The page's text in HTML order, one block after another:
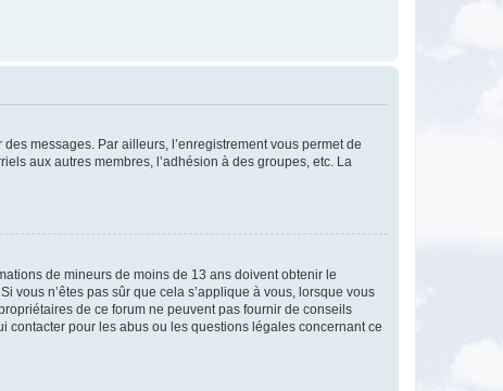
messages. Par ailleurs, l’enregistrement vous permet de
aux autres membres, l’adhésion à des groupes, etc. La
de mineurs de moins de 13 ans doivent obtenir le
vous n’êtes pas sûr que cela s’applique à vous, lorsque vous
de ce forum ne peuvent pas fournir de conseils
contacter pour les abus ou les questions légales concernant ce